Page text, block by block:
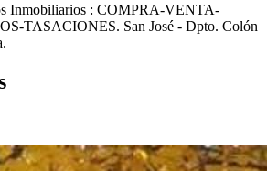
Inmobiliarios : COMPRA-VENTA-
TASACIONES. San José - Dpto. Colón